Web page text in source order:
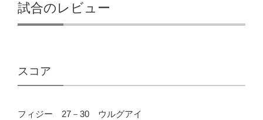
試合のレビュー
スコア
フィジー 27－30 ウルグアイ